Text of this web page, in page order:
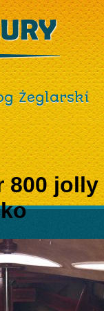
Żeglarski
800 jolly